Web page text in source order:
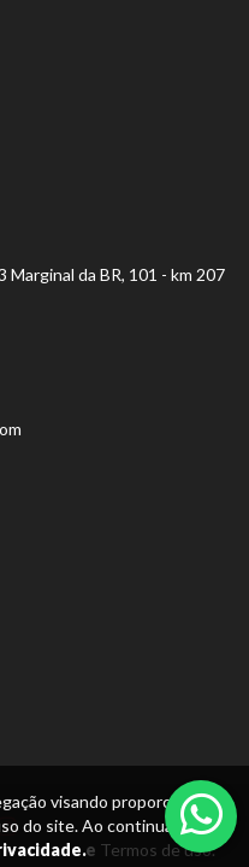
visando proporcionar
do site. Ao continuar, você
e Termos de uso.
visando proporcionar
do site. Ao continuar, você
Marginal da BR, 101 - km 207